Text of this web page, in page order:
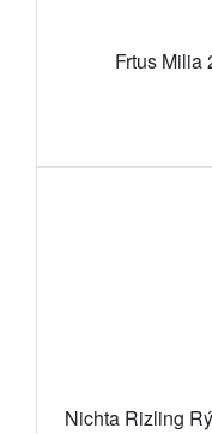
Frtus Milia
Nichta Rizling